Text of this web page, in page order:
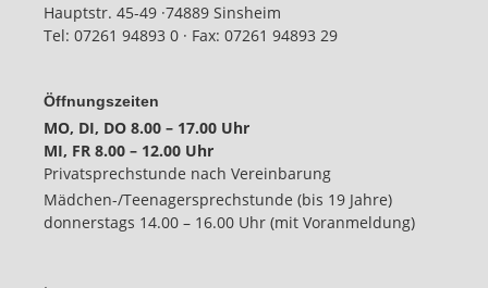
Hauptstr. 45-49 ·74889 Sinsheim
Tel: 07261 94893 0 · Fax: 07261 94893 29
Öffnungszeiten
MO, DI, DO 8.00 – 17.00 Uhr
MI, FR 8.00 – 12.00 Uhr
Privatsprechstunde nach Vereinbarung
Mädchen-/Teenagersprechstunde (bis 19 Jahre)
donnerstags 14.00 – 16.00 Uhr (mit Voranmeldung)